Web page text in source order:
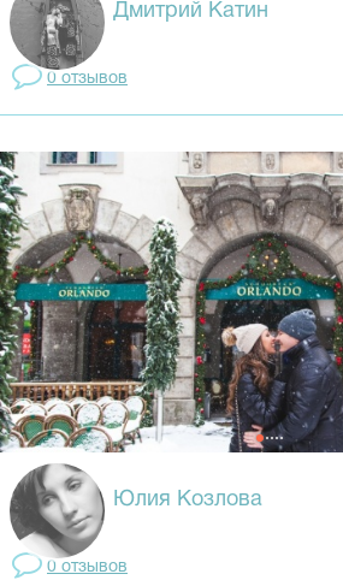
Дмитрий Катин
0 отзывов
Юлия Козлова
0 отзывов